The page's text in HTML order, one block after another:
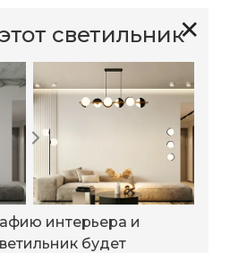
✕
светильник
интерьера и
будет